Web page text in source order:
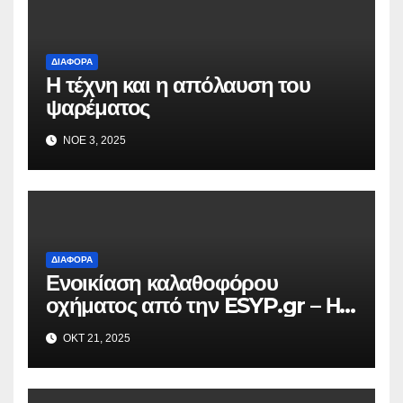
ΔΙΆΦΟΡΑ
Η τέχνη και η απόλαυση του
ψαρέματος
ΝΟΈ 3, 2025
ΔΙΆΦΟΡΑ
Ενοικίαση καλαθοφόρου
οχήματος από την ESYP.gr – Η
αξιόπιστη λύση για κάθε εργασία
σε ύψος
ΟΚΤ 21, 2025